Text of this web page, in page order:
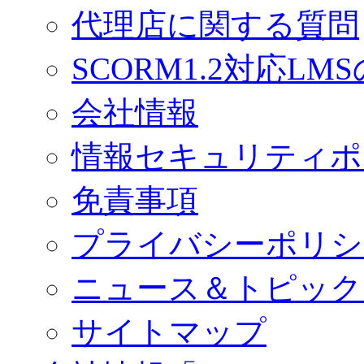
代理店に関する質問
SCORM1.2対応
会社情報
情報セキュリティ
免責事項
プライバシーポリ
ニュース＆トピッ
サイトマップ